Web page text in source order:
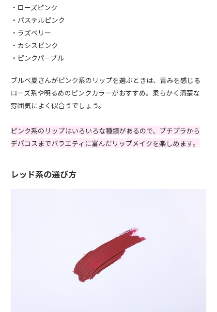
・ローズピンク
・パステルピンク
・ラズベリー
・カシスピンク
・ピンクパープル
ブルベ夏さんがピンク系のリップを選ぶときは、青みを感じる
ローズ系や明るめのピンクカラーがおすすめ。柔らかく清楚な
雰囲気によく似合うでしょう。
ピンク系のリップはいろいろな種類があるので、プチプラから
デパコスまでバラエティに富んだリップメイクを楽しめます。
レッド系の選び方